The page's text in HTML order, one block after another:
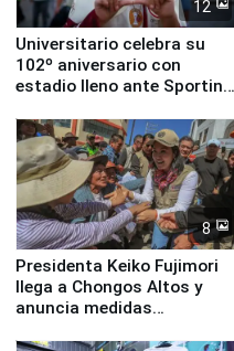
12
Universitario celebra su
102º aniversario con
estadio lleno ante Sporting
8
Presidenta Keiko Fujimori
llega a Chongos Altos y
anuncia medidas